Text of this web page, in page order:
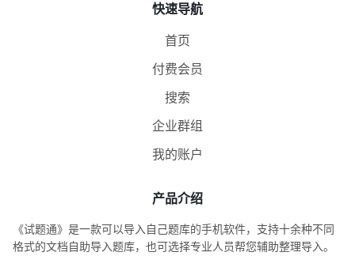
快速导航
首页
付费会员
搜索
企业群组
我的账户
产品介绍
《试题通》是一款可以导入自己题库的手机软件，支持十余种不同
格式的文档自助导入题库，也可选择专业人员帮您辅助整理导入。